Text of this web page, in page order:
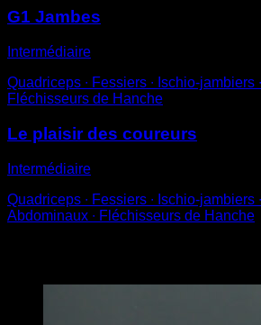
G1 Jambes
Intermédiaire
Quadriceps ∙ Fessiers ∙ Ischio-jambiers
Fléchisseurs de Hanche
Le plaisir des coureurs
Intermédiaire
Quadriceps ∙ Fessiers ∙ Ischio-jambiers
Abdominaux ∙ Fléchisseurs de Hanche